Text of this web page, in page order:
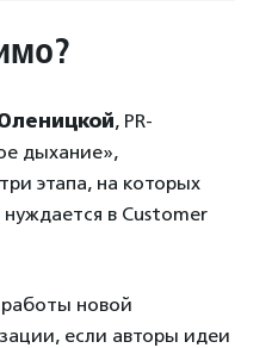
, PR-
дыхание»,
этапа, на которых
в Customer
новой
если авторы идеи